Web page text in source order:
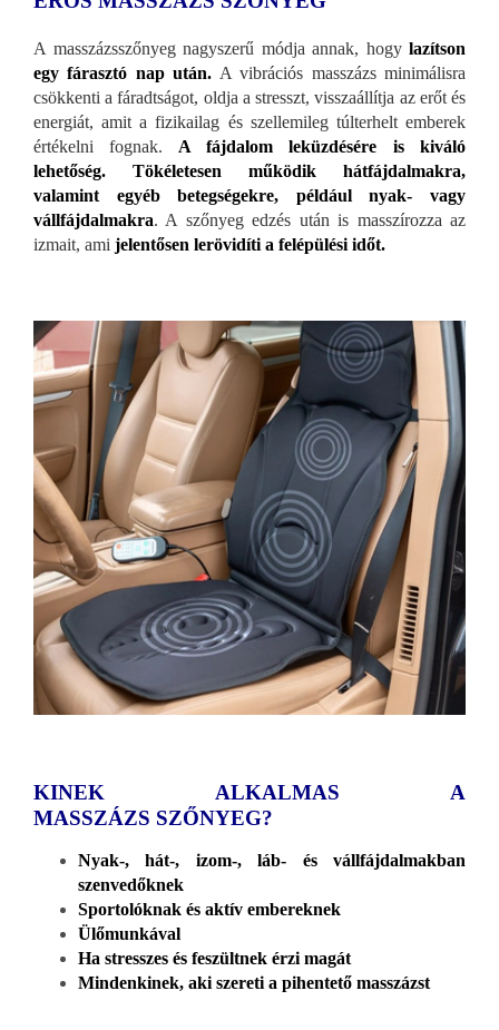
A masszázsszőnyeg nagyszerű módja annak, hogylazítson
egy fárasztó nap után. A vibrációs masszázs minimálisra
csökkenti a fáradtságot, oldja a stresszt, visszaállítja az erőt és
energiát, amit a fizikailag és szellemileg túlterhelt emberek
értékelni fognak. A fájdalom leküzdésére is kiváló
lehetőség. Tökéletesen működik hátfájdalmakra,
valamint egyéb betegségekre, például nyak- vagy
vállfájdalmakra. A szőnyeg edzés után is masszírozza az
izmait, ami jelentősen lerövidíti a felépülési időt.
KINEK ALKALMAS A
MASSZÁZS SZŐNYEG?
Nyak-, hát-, izom-, láb- és vállfájdalmakban
szenvedőknek
Sportolóknak és aktív embereknek
Ülőmunkával
Ha stresszes és feszültnek érzi magát
Mindenkinek, aki szereti a pihentető masszázst